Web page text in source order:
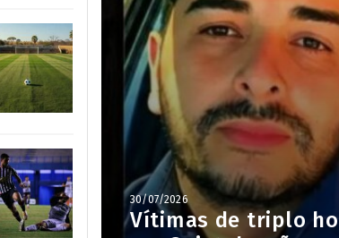
30/07/2026
Vítimas de triplo